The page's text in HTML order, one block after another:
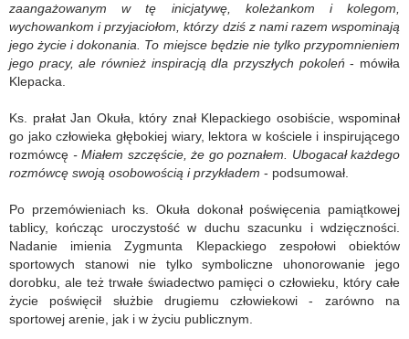
zaangażowanym w tę inicjatywę, koleżankom i kolegom,
wychowankom i przyjaciołom, którzy dziś z nami razem wspominają
jego życie i dokonania. To miejsce będzie nie tylko przypomnieniem
jego pracy, ale również inspiracją dla przyszłych pokoleń- mówiła
Klepacka.
Ks. prałat Jan Okuła, który znał Klepackiego osobiście, wspominał
go jako człowieka głębokiej wiary, lektora w kościele i inspirującego
rozmówcę - Miałem szczęście, że go poznałem. Ubogacał każdego
rozmówcę swoją osobowością i przykładem - podsumował.
Po przemówieniach ks. Okuła dokonał poświęcenia pamiątkowej
tablicy, kończąc uroczystość w duchu szacunku i wdzięczności.
Nadanie imienia Zygmunta Klepackiego zespołowi obiektów
sportowych stanowi nie tylko symboliczne uhonorowanie jego
dorobku, ale też trwałe świadectwo pamięci o człowieku, który całe
życie poświęcił służbie drugiemu człowiekowi - zarówno na
sportowej arenie, jak i w życiu publicznym.